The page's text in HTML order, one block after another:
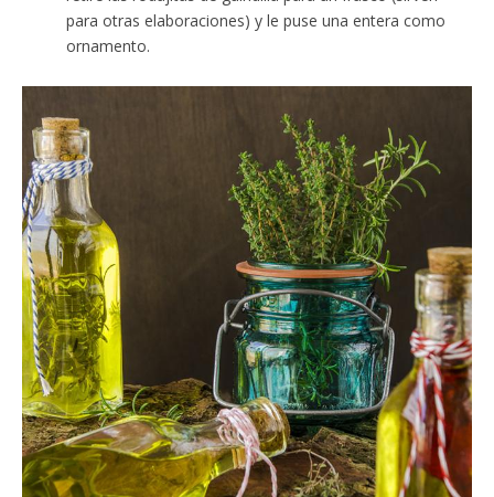
para otras elaboraciones) y le puse una entera como
ornamento.